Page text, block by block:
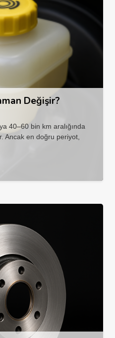
Değişir?
40–60 bin km aralığında
Ancak en doğru periyot,